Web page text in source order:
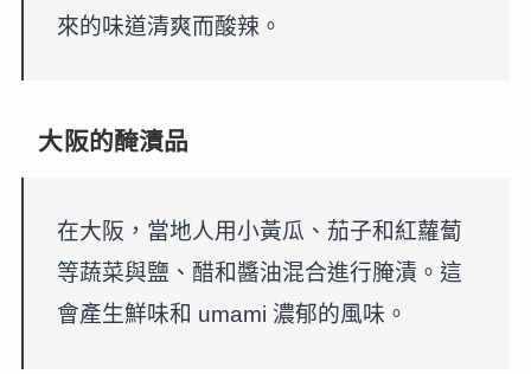
來的味道清爽而酸辣。
大阪的醃漬品
在大阪，當地人用小黃瓜、茄子和紅蘿蔔
等蔬菜與鹽、醋和醬油混合進行腌漬。這
會產生鮮味和 umami 濃郁的風味。